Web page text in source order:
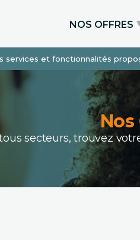
services et fonctionnalités
NOS OFFRES
Coaching
Coaching
Coaching
Nos
secteurs, trouvez